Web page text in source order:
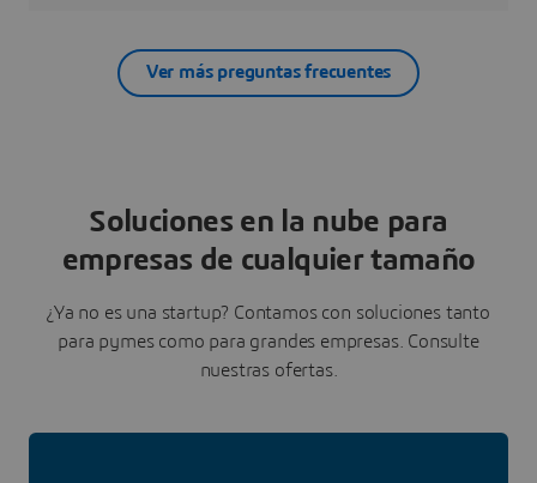
Ver más preguntas frecuentes
Soluciones en la nube para
empresas de cualquier tamaño
¿Ya no es una startup? Contamos con soluciones tanto
para pymes como para grandes empresas. Consulte
nuestras ofertas.